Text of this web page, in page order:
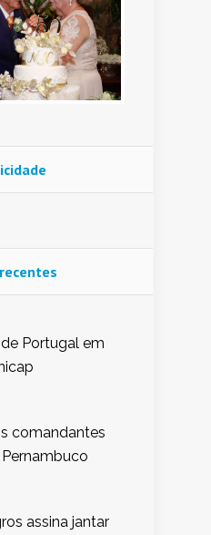
Portugal em
comandantes
assina jantar